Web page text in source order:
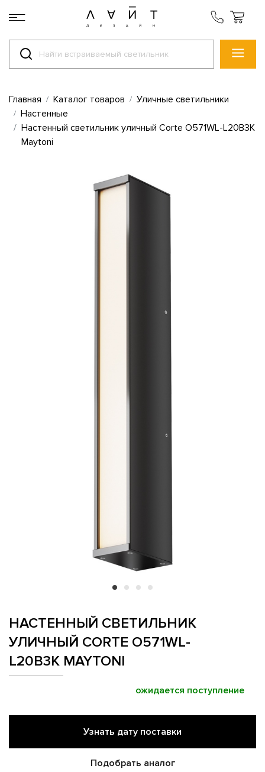
Главная Каталог товаров
Уличные светильники
Настенные
Настенный светильник уличный Corte O571WL-L20B3K
Maytoni
НАСТЕННЫЙ СВЕТИЛЬНИК
УЛИЧНЫЙ CORTE O571WL-
L20B3K MAYTONI
ожидается поступление
Узнать дату поставки
Подобрать аналог